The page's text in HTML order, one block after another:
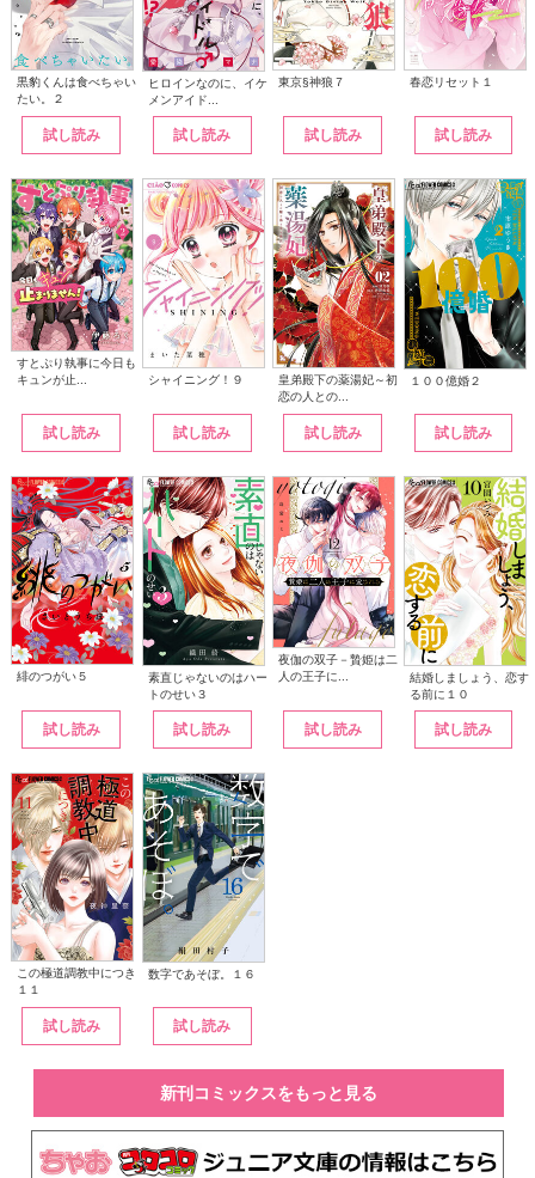
黒豹くんは食べちゃい
たい。２
試し読み
ヒロインなのに、イケ
メンアイド...
試し読み
東京§神狼７
試し読み
春恋リセット１
試し読み
すとぷり執事に今日も
キュンが止...
試し読み
シャイニング！９
試し読み
皇弟殿下の薬湯妃～初
恋の人との...
試し読み
１００億婚２
試し読み
緋のつがい５
試し読み
素直じゃないのはハー
トのせい３
試し読み
夜伽の双子－贄姫は二
人の王子に...
試し読み
結婚しましょう、恋す
る前に１０
試し読み
この極道調教中につき
１１
試し読み
数字であそぼ。１６
試し読み
新刊コミックスをもっと見る